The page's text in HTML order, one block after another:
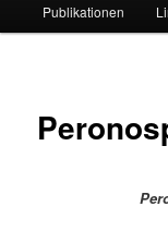
Publikationen